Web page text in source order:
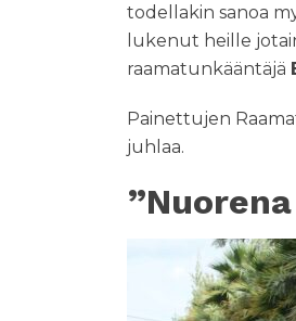
todellakin sanoa
lukenut heille
raamatunkääntäjä
Painettujen
juhlaa.